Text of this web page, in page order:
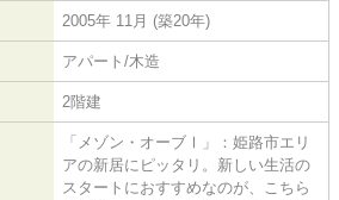
2005年 11月 (築20年)
アパート/木造
2階建
「メゾン・オーブⅠ」：姫路市エリ
アの新居にピッタリ。新しい生活の
スタートにおすすめなのが、こちら